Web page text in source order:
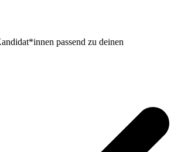
passend zu deinen